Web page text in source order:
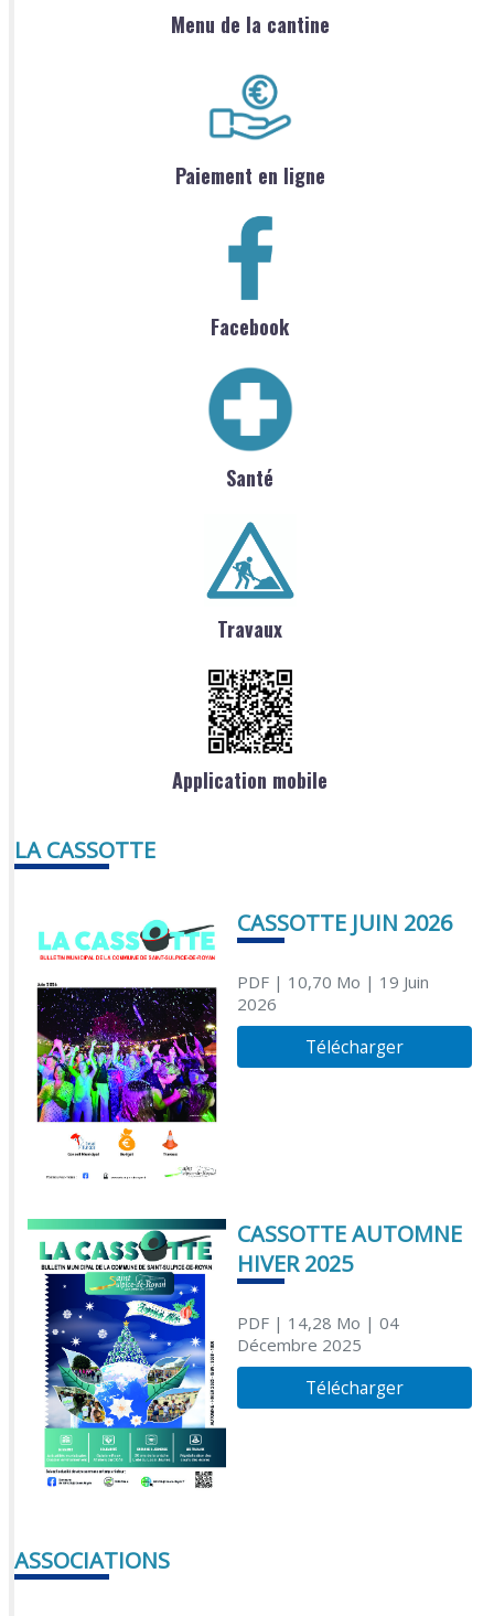
Menu de la cantine
Paiement en ligne
Facebook
Santé
Travaux
Application mobile
LA CASSOTTE
CASSOTTE JUIN 2026
PDF| 10,70 Mo | 19 Juin
2026
Télécharger
CASSOTTE AUTOMNE
HIVER 2025
PDF| 14,28 Mo | 04
Décembre 2025
Télécharger
ASSOCIATIONS